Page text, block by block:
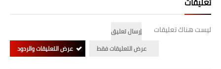
ليست هناك تعليقات
إرسال تعليق
عرض التعليقات فقط
عرض التعليقات والردود